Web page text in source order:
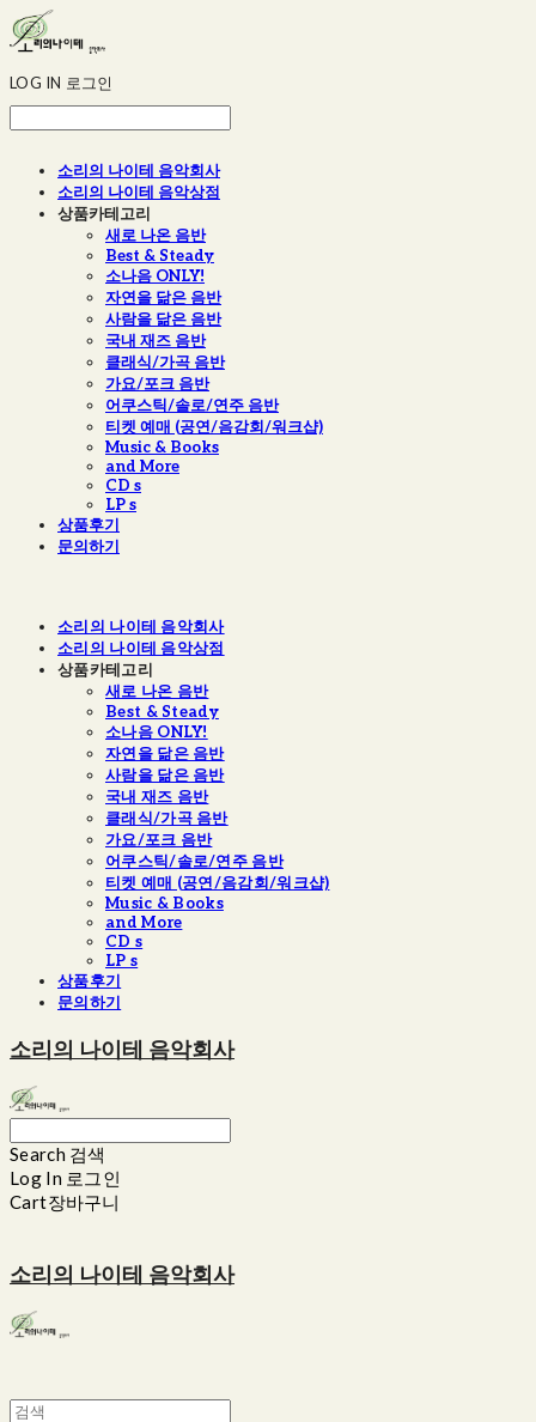
LOG IN 로그인
소리의 나이테 음악회사
소리의 나이테 음악상점
상품카테고리
새로 나온 음반
Best & Steady
소나음 ONLY!
자연을 닮은 음반
사람을 닮은 음반
국내 재즈 음반
클래식/가곡 음반
가요/포크 음반
어쿠스틱/솔로/연주 음반
티켓 예매 (공연/음감회/워크샵)
Music & Books
and More
CD s
LP s
상품후기
문의하기
소리의 나이테 음악회사
소리의 나이테 음악상점
상품카테고리
새로 나온 음반
Best & Steady
소나음 ONLY!
자연을 닮은 음반
사람을 닮은 음반
국내 재즈 음반
클래식/가곡 음반
가요/포크 음반
어쿠스틱/솔로/연주 음반
티켓 예매 (공연/음감회/워크샵)
Music & Books
and More
CD s
LP s
상품후기
문의하기
소리의 나이테 음악회사
Search 검색
Log In 로그인
Cart장바구니
소리의 나이테 음악회사